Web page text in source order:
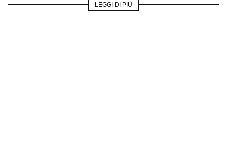
LEGGI DI PIÙ